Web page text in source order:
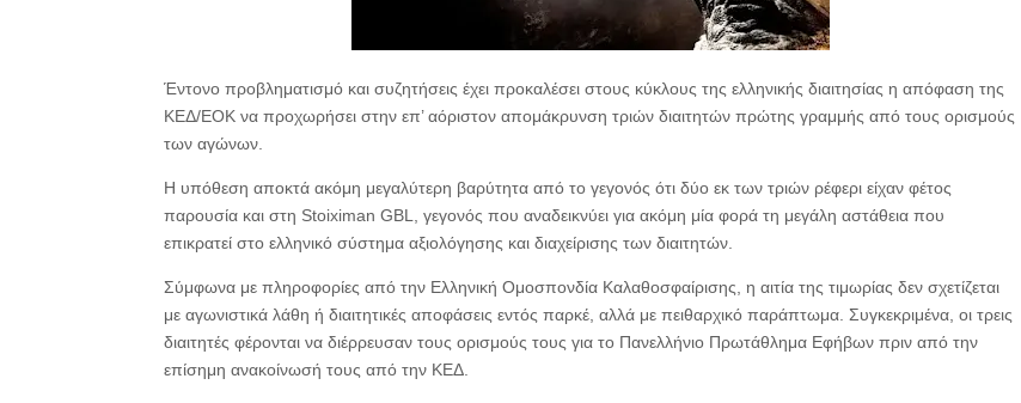
Έντονο προβληματισμό και συζητήσεις έχει προκαλέσει στους κύκλους της ελληνικής διαιτησίας η απόφαση της
ΚΕΔ/ΕΟΚ να προχωρήσει στην επ’ αόριστον απομάκρυνση τριών διαιτητών πρώτης γραμμής από τους ορισμούς
των αγώνων.
Η υπόθεση αποκτά ακόμη μεγαλύτερη βαρύτητα από το γεγονός ότι δύο εκ των τριών ρέφερι είχαν φέτος
παρουσία και στη Stoiximan GBL, γεγονός που αναδεικνύει για ακόμη μία φορά τη μεγάλη αστάθεια που
επικρατεί στο ελληνικό σύστημα αξιολόγησης και διαχείρισης των διαιτητών.
Σύμφωνα με πληροφορίες από την Ελληνική Ομοσπονδία Καλαθοσφαίρισης, η αιτία της τιμωρίας δεν σχετίζεται
με αγωνιστικά λάθη ή διαιτητικές αποφάσεις εντός παρκέ, αλλά με πειθαρχικό παράπτωμα. Συγκεκριμένα, οι τρεις
διαιτητές φέρονται να διέρρευσαν τους ορισμούς τους για το Πανελλήνιο Πρωτάθλημα Εφήβων πριν από την
επίσημη ανακοίνωσή τους από την ΚΕΔ.